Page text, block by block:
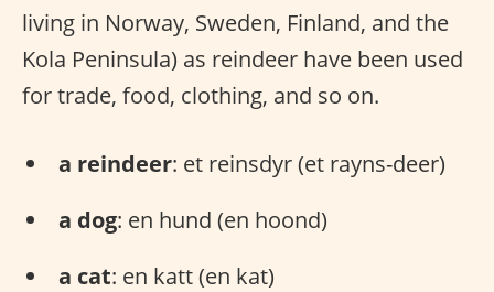
living in Norway, Sweden, Finland, and the
Kola Peninsula) as reindeer have been used
for trade, food, clothing, and so on.
a reindeer: et reinsdyr (et rayns-deer)
a dog: en hund (en hoond)
a cat: en katt (en kat)